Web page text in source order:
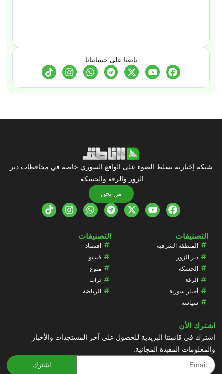
تابعنا على حسابتانا
شبكة إخبارية تسلط الضوء على الواقع السوري خاصة في محافظات دير
الزور والرقة والحسكة.
من نحن
التصنيفات
المنطقة الشرقية
دير الزور
الحسكة
الرقة
أخبار سورية
سياسة
التصنيفات
اقتصاد
فيديو
منوع
تراث
الرياضة
اشترك الأن
اشترك في قائمتنا البريدية للحصول على آخر المستجدات والأخبار
والمعلومات المفيدة المجانية.
اشترك